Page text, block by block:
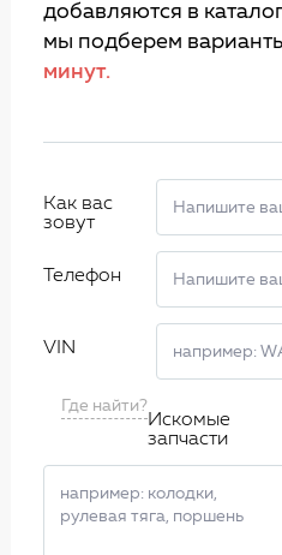
добавляются в
мы подберем
минут.
Как вас
зовут
Телефон
VIN
Где найти?
Искомые
запчасти